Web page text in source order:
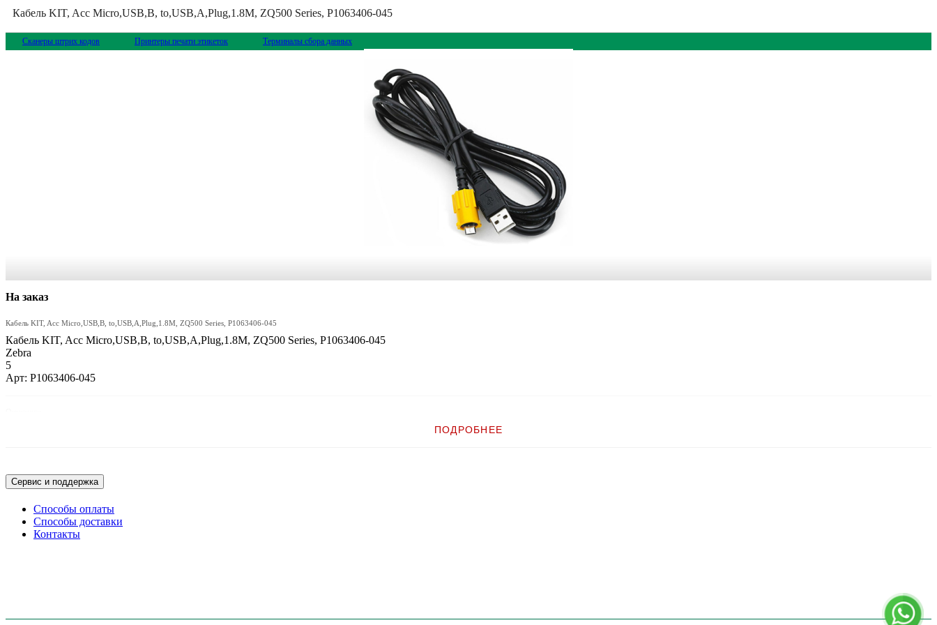
Кабель KIT, Acc Micro,USB,B, to,USB,A,Plug,1.8M, ZQ500 Series, P1063406-045
Сканеры штрих кодов Принтеры печати этикеток Терминалы сбора данных
На заказ
Кабель KIT, Acc Micro,USB,B, to,USB,A,Plug,1.8M, ZQ500 Series, P1063406-045
Кабель KIT, Acc Micro,USB,B, to,USB,A,Plug,1.8M, ZQ500 Series, P1063406-045
Zebra
5
Арт: P1063406-045
ПОДРОБНЕЕ
Сервис и поддержка
Способы оплаты
Способы доставки
Контакты